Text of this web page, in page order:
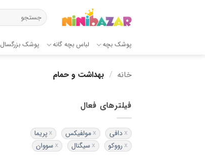
جستجو
برای:
پوشک بچه لباس بچه گانه پوشک بزرگسال
خانه / بهداشت و حمام
فیلترهای فعال
دافی مولفیکس
پریما
رووکو
سیگنال سووان